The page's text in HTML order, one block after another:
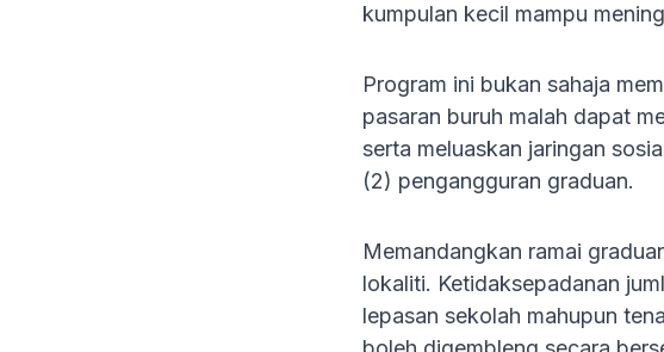
kumpulan kecil mampu
Program ini bukan sahaja
pasaran buruh malah dapat
serta meluaskan jaringan
(2) pengangguran graduan.
Memandangkan ramai
lokaliti. Ketidaksepadanan
lepasan sekolah mahupun